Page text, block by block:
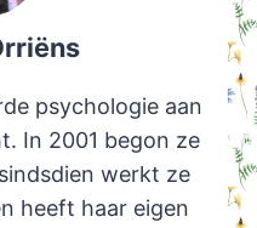
psychologie aan
In 2001 begon ze
werkt ze
heeft haar eigen